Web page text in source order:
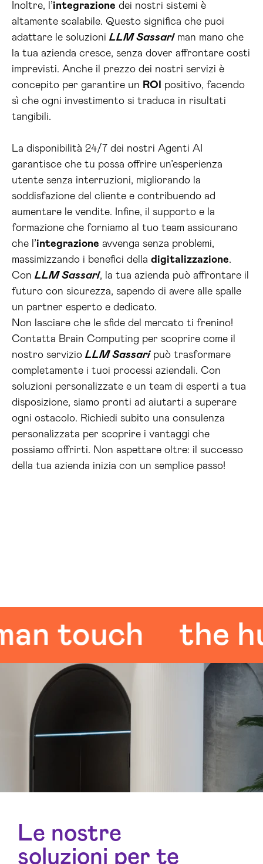
Inoltre, l’integrazione dei nostri sistemi è
altamente scalabile. Questo significa che puoi
adattare le soluzioni LLM Sassariman mano che
la tua azienda cresce, senza dover affrontare costi
imprevisti. Anche il prezzo dei nostri servizi è
concepito per garantire un ROI
positivo, facendo
sì che ogni investimento si traduca in risultati
tangibili.
La disponibilità 24/7 dei nostri Agenti AI
garantisce che tu possa offrire un’esperienza
utente senza interruzioni, migliorando la
soddisfazione del cliente e contribuendo ad
aumentare le vendite. Infine, il supporto e la
formazione che forniamo al tuo team assicurano
che l’integrazione avvenga senza problemi,
massimizzando i benefici della digitalizzazione.
Con LLM Sassari, la tua azienda può affrontare il
futuro con sicurezza, sapendo di avere alle spalle
un partner esperto e dedicato.
Non lasciare che le sfide del mercato ti frenino!
Contatta Brain Computing per scoprire come il
nostro servizio LLM Sassaripuò trasformare
completamente i tuoi processi aziendali. Con
soluzioni personalizzate e un team di esperti a tua
disposizione, siamo pronti ad aiutarti a superare
ogni ostacolo. Richiedi subito una consulenza
personalizzata per scoprire i vantaggi che
possiamo offrirti. Non aspettare oltre: il successo
della tua azienda inizia con un semplice passo!
the
Le nostre
soluzioni per te